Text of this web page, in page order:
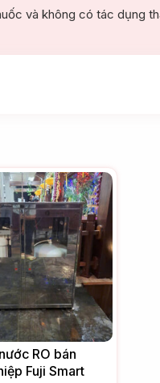
và không có tác dụng
RO bán
Fuji Smart